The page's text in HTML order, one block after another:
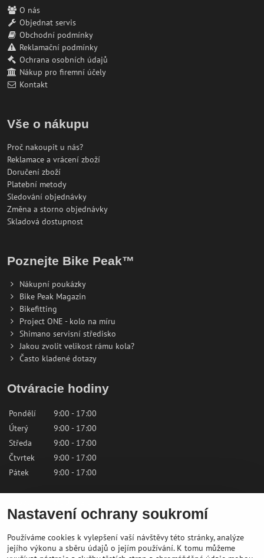
O nás
Objednat servis
Obchodní podmínky
Reklamační podmínky
Ochrana osobních údajů
Nákup pro firemní účely
Kontakt
Vše o nákupu
Proč nakoupit u nás?
Reklamace a vrácení zboží
Doručení zboží
Platební metody
Sledování objednávky
Změna a storno objednávky
Skladová dostupnost
Poznejte Bike Peak™
Nákupní poukázky
Bike Peak Magazin
Bikefitting
Project ONE - kolo na míru
Shimano servisní středisko
Jakou zvolit velikost rámu kola?
Často kladené dotazy
Otváracie hodiny
Pondělí
9:00 - 17:00
Úterý
9:00 - 17:00
Středa
9:00 - 17:00
Čtvrtek
9:00 - 17:00
Pátek
9:00 - 17:00
Neděle
Zavřeno
Kontaktujte nás
Nastavení ochrany soukromí
Používáme cookies k vylepšení vaší návštěvy této stránky, analýze
jejího výkonu a sběru údajů o jejím používání. K tomu můžeme